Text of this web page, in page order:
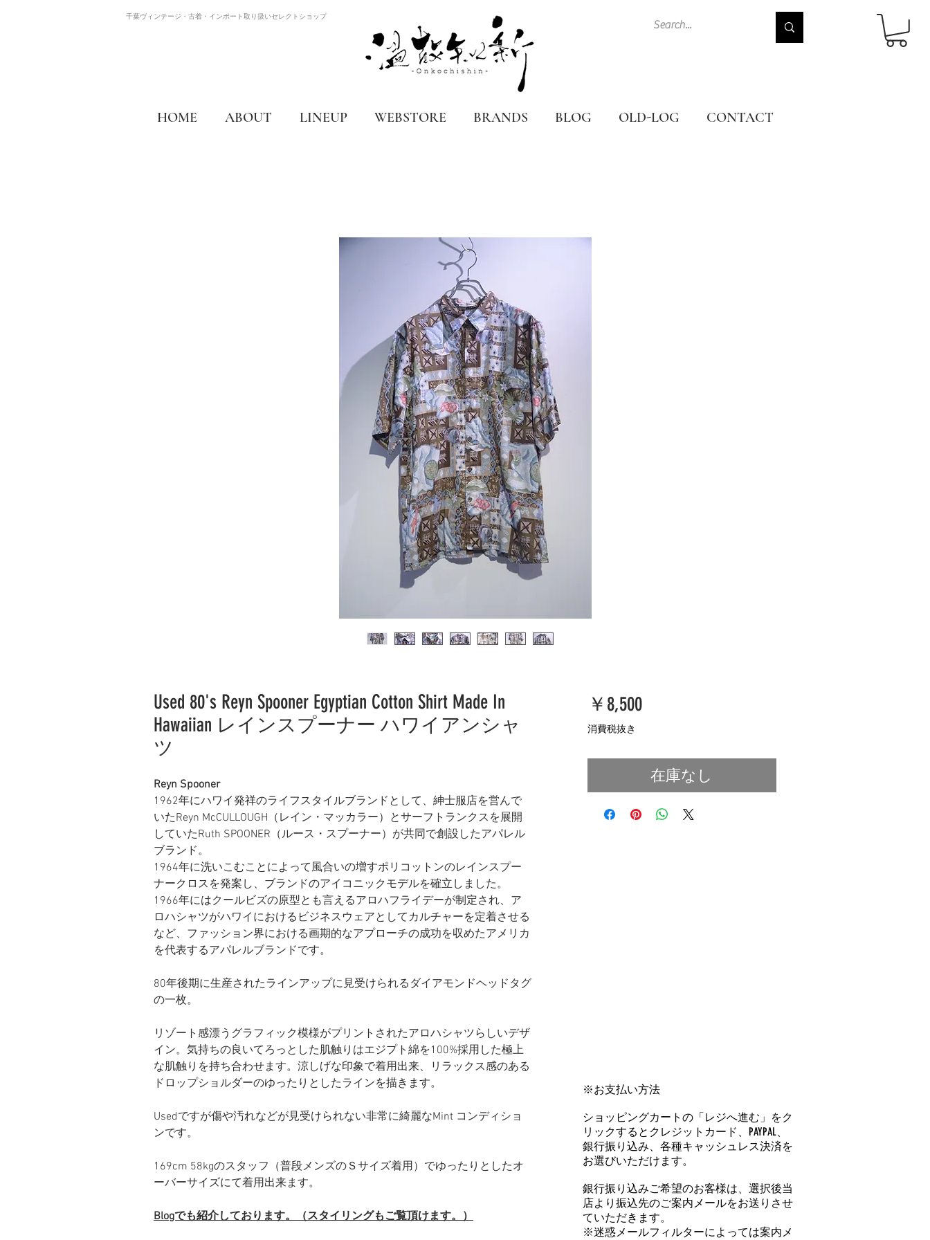
千葉ヴィンテージ・古着・インポート取り扱いセレクトショップ
HOME ABOUT LINEUP WEBSTORE BRANDS BLOG OLD-LOG CONTACT
Used 80's Reyn Spooner Egyptian Cotton Shirt Made In
Hawaiian レインスプーナー ハワイアンシャ
ツ
Reyn Spooner
1962年にハワイ発祥のライフスタイルブランドとして、紳士服店を営んで
いたReyn McCULLOUGH（レイン・マッカラー）とサーフトランクスを展開
していたRuth SPOONER（ルース・スプーナー）が共同で創設したアパレル
ブランド。
1964年に洗いこむことによって風合いの増すポリコットンのレインスプー
ナークロスを発案し、ブランドのアイコニックモデルを確立しました。
1966年にはクールビズの原型とも言えるアロハフライデーが制定され、ア
ロハシャツがハワイにおけるビジネスウェアとしてカルチャーを定着させる
など、ファッション界における画期的なアプローチの成功を収めたアメリカ
を代表するアパレルブランドです。
80年後期に生産されたラインアップに見受けられるダイアモンドヘッドタグ
の一枚。
リゾート感漂うグラフィック模様がプリントされたアロハシャツらしいデザ
イン。気持ちの良いてろっとした肌触りはエジプト綿を100%採用した極上
な肌触りを持ち合わせます。涼しげな印象で着用出来、リラックス感のある
ドロップショルダーのゆったりとしたラインを描きます。
Usedですが傷や汚れなどが見受けられない非常に綺麗なMint コンディショ
ンです。
169cm 58kgのスタッフ（普段メンズのＳサイズ着用）でゆったりとしたオ
ーバーサイズにて着用出来ます。
Blogでも紹介しております。（スタイリングもご覧頂けます。）
￥8,500価
消費税抜き
在庫なし
※お支払い方法
ショッピングカートの「レジへ進む」をク
リックするとクレジットカード、PAYPAL、
銀行振り込み、各種キャッシュレス決済を
お選びいただけます。
銀行振り込みご希望のお客様は、選択後当
店より振込先のご案内メールをお送りさせ
ていただきます。
※迷惑メールフィルターによっては案内メ